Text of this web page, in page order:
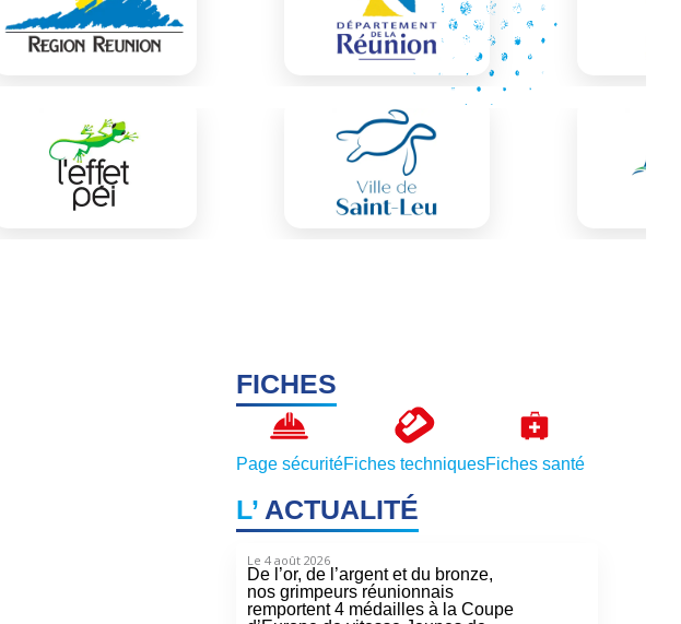
FICHES
Page sécuritéFiches techniquesFiches santé
L’ACTUALITÉ
Le 4 août 2026
De l’or, de l’argent et du bronze,
nos grimpeurs réunionnais
remportent 4 médailles à la Coupe